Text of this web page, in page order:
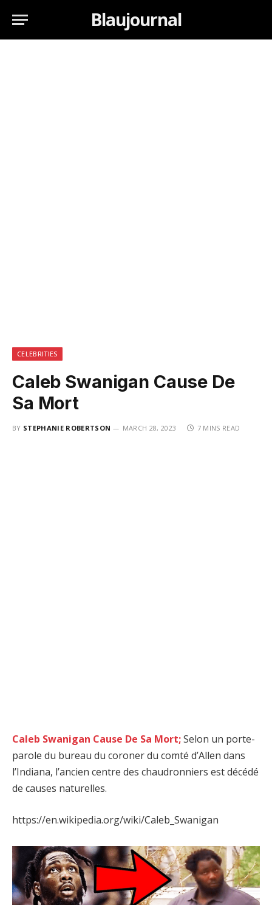
Blaujournal
CELEBRITIES
Caleb Swanigan Cause De
Sa Mort
BY STEPHANIE ROBERTSON MARCH 28, 2023 7 MINS READ
Caleb Swanigan Cause De Sa Mort;Selon un porte-
parole du bureau du coroner du comté d’Allen dans
l’Indiana, l’ancien centre des chaudronniers est décédé
de causes naturelles.
https://en.wikipedia.org/wiki/Caleb_Swanigan